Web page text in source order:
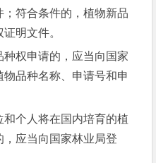
符合条件的，植物新品
明文件。
权申请的，应当向国家
品种名称、申请号和申
个人将在国内培育的植
应当向国家林业局登